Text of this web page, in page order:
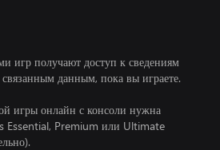
игр получают доступ к сведениям
данным, пока вы играете.
игры онлайн с консоли нужна
Essential, Premium или Ultimate